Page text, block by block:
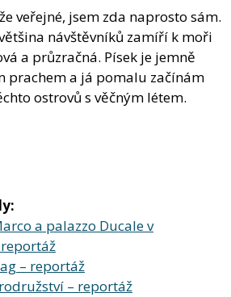
veřejné, jsem zda naprosto sám.
návštěvníků zamíří k moři
a průzračná. Písek je jemně
prachem a já pomalu začínám
ostrovů s věčným létem.
a palazzo Ducale v
– reportáž
– reportáž